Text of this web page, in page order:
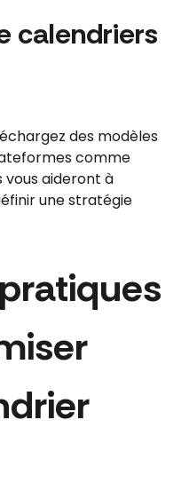
calendriers
des modèles
comme
vous aideront à
une stratégie